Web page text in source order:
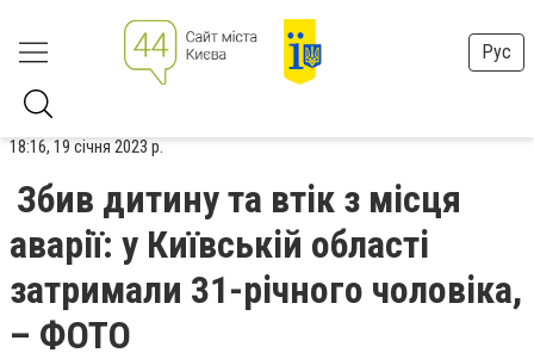
Рус
18:16, 19 січня 2023 р.
Збив дитину та втік з місця
аварії: у Київській області
затримали 31-річного чоловіка,
– ФОТО